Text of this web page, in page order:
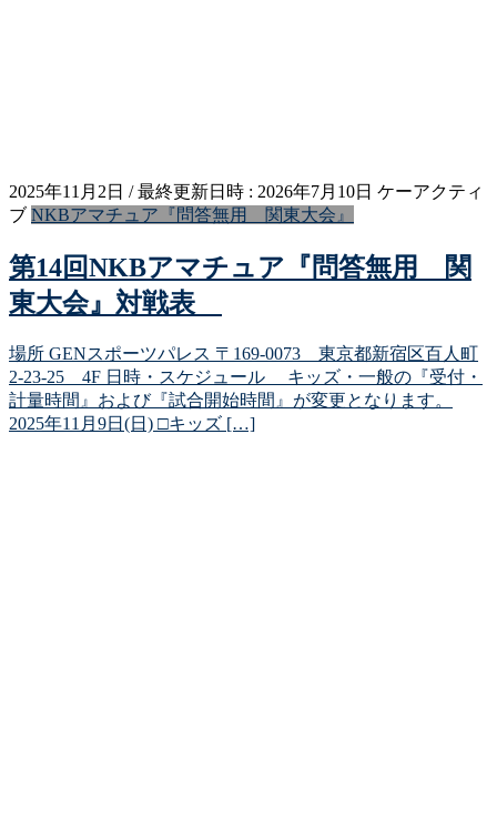
2025年11月2日 / 最終更新日時 : 2026年7月10日 ケーアクティ
ブ NKBアマチュア『問答無用 関東大会』
第14回NKBアマチュア『問答無用 関
東大会』対戦表
場所 GENスポーツパレス 〒169-0073 東京都新宿区百人町
2-23-25 4F 日時・スケジュール キッズ・一般の『受付・
計量時間』および『試合開始時間』が変更となります。
2025年11月9日(日) □キッズ […]